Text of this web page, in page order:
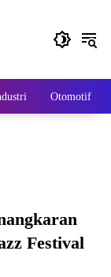
Otomotif
Festival